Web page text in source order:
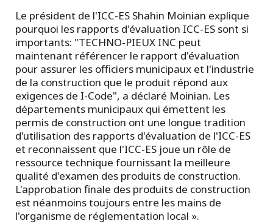
Le président de l'ICC-ES Shahin Moinian explique
pourquoi les rapports d'évaluation ICC-ES sont si
importants: "TECHNO-PIEUX INC peut
maintenant référencer le rapport d'évaluation
pour assurer les officiers municipaux et l'industrie
de la construction que le produit répond aux
exigences de I-Code", a déclaré Moinian. Les
départements municipaux qui émettent les
permis de construction ont une longue tradition
d'utilisation des rapports d'évaluation de l'ICC-ES
et reconnaissent que l'ICC-ES joue un rôle de
ressource technique fournissant la meilleure
qualité d'examen des produits de construction.
L'approbation finale des produits de construction
est néanmoins toujours entre les mains de
l'organisme de réglementation local ».